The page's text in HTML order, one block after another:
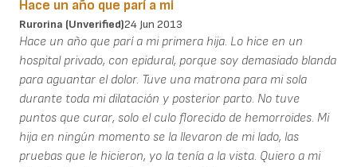
Hace un año que parí a mi
Rurorina (unverified)24 Jun 2013
Hace un año que parí a mi primera hija. Lo hice en un
hospital privado, con epidural, porque soy demasiado blanda
para aguantar el dolor. Tuve una matrona para mi sola
durante toda mi dilatación y posterior parto. No tuve
puntos que curar, solo el culo florecido de hemorroides. Mi
hija en ningún momento se la llevaron de mi lado, las
pruebas que le hicieron, yo la tenía a la vista. Quiero a mi